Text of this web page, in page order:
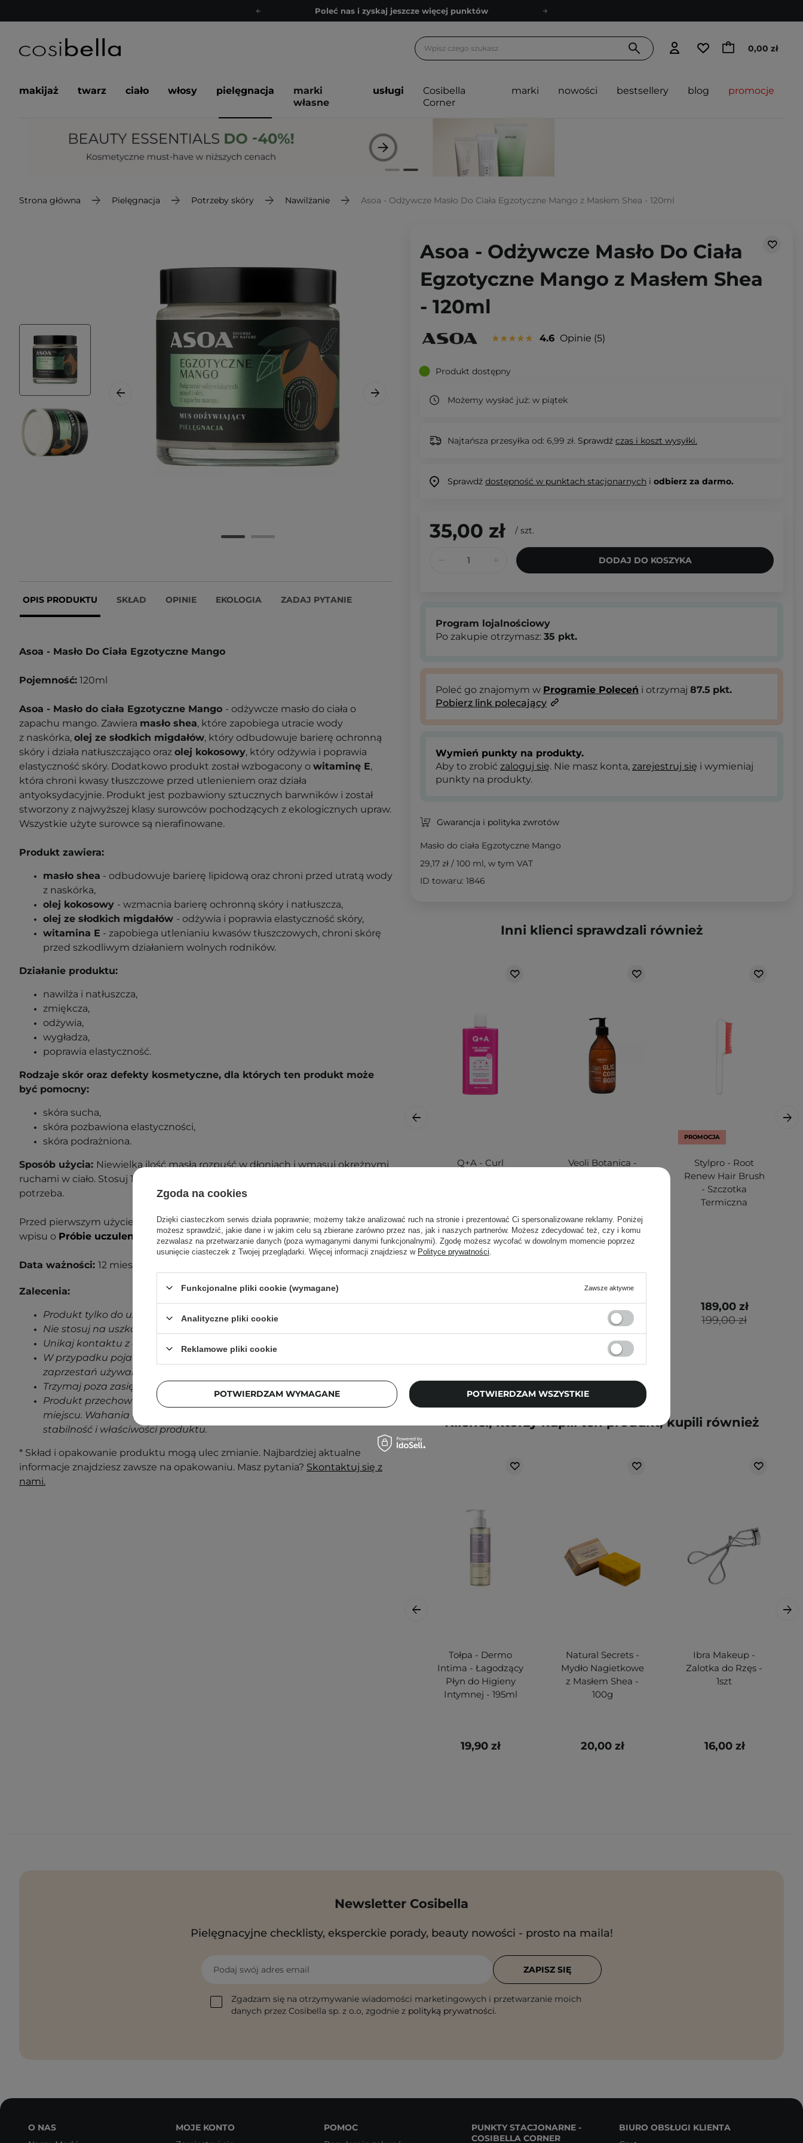
Poleć nas i zyskaj jeszcze więcej punktów
Bezpłatne konsultacje kosmetologiczne
Poleć nas i zyskaj jeszcze więcej punktów
Zapisz się na newsletter pełen porad
0,00 zł
makijaż twarz ciało włosy pielęgnacja
marki
własne
usługi
Cosibella
Corner
marki nowości bestsellery blog promocje
Strona główna Pielęgnacja Potrzeby skóry Nawilżanie Asoa - Odżywcze Masło Do Ciała Egzotyczne Mango z Masłem Shea - 120ml
OPIS PRODUKTU SKŁAD OPINIE EKOLOGIA ZADAJ PYTANIE
Asoa - Masło Do Ciała Egzotyczne Mango
Pojemność: 120ml
Asoa - Masło do ciała Egzotyczne Mango - odżywcze masło do ciała o
zapachu mango. Zawiera masło shea, które zapobiega utracie wody
z naskórka, olej ze słodkich migdałów, który odbudowuje barierę ochronną
skóry i działa natłuszczająco oraz olej kokosowy, który odżywia i poprawia
elastyczność skóry. Dodatkowo produkt został wzbogacony o witaminę E,
która chroni kwasy tłuszczowe przed utlenieniem oraz działa
antyoksydacyjnie. Produkt jest pozbawiony sztucznych barwników i został
stworzony z najwyższej klasy surowców pochodzących z ekologicznych upraw.
Wszystkie użyte surowce są nierafinowane.
Produkt zawiera:
masło shea - odbudowuje barierę lipidową oraz chroni przed utratą wody
z naskórka,
olej kokosowy - wzmacnia barierę ochronną skóry i natłuszcza,
olej ze słodkich migdałów - odżywia i poprawia elastyczność skóry,
witamina E - zapobiega utlenianiu kwasów tłuszczowych, chroni skórę
przed szkodliwym działaniem wolnych rodników.
Działanie produktu:
nawilża i natłuszcza,
zmiękcza,
odżywia,
wygładza,
poprawia elastyczność.
Rodzaje skór oraz defekty kosmetyczne, dla których ten produkt może
być pomocny:
skóra sucha,
skóra pozbawiona elastyczności,
skóra podrażniona.
Sposób użycia: Niewielką ilość masła rozpuść w dłoniach i wmasuj okrężnymi
ruchami w ciało. Stosuj 1-2 razy dziennie lub częściej, jeżeli będzie taka
potrzeba.
Przed pierwszym użyciem wykonaj próbę uczuleniową. Zajrzyj do naszego
wpisu o Próbie uczuleniowej,aby dowiedzieć się więcej.
Data ważności: 12 miesięcy po otwarciu.
Zalecenia:
Produkt tylko do użytku zewnętrznego.
Nie stosuj na uszkodzoną skórę.
Unikaj kontaktu z oczami.
W przypadku pojawienia się jakichkolwiek oznak podrażnienia,
zaprzestań używania produktu.
Trzymaj poza zasięgiem dzieci.
Produkt przechowuj w temperaturze pokojowej, w zacienionym
miejscu. Wahania temperatur podczas transportu nie wpłyną na
stabilność i właściwości produktu.
* Skład i opakowanie produktu mogą ulec zmianie. Najbardziej aktualne
informacje znajdziesz zawsze na opakowaniu. Masz pytania? Skontaktuj się z
nami.
Asoa - Odżywcze Masło Do Ciała
Egzotyczne Mango z Masłem Shea
- 120ml
4.6 Opinie 5
Produkt dostępny
Możemy wysłać już: w piątek
Najtańsza przesyłka od: 6,99 zł. Sprawdź czas i koszt wysyłki.
Sprawdź dostępność w punktach stacjonarnych i odbierz za darmo.
35,00 zł / szt.
DODAJ DO KOSZYKA
Program lojalnościowy
Po zakupie otrzymasz: 35 pkt.
Poleć go znajomym w Programie Poleceń i otrzymaj 87.5 pkt.
Pobierz link polecający
Wymień punkty na produkty.
Aby to zrobić zaloguj się. Nie masz konta, zarejestruj się i wymieniaj
punkty na produkty.
Gwarancja i polityka zwrotów
Masło do ciała Egzotyczne Mango
29,17 zł / 100 ml, w tym VAT
ID towaru: 1846
Inni klienci sprawdzali również
Q+A - Curl
Naturalny Skręt
Włosów Kręconych
i Falowanych -
250ml
59,90 zł
Veoli Botanica -
Mycia Ciała -
280ml
89,00 zł
PROMOCJA
Stylpro - Root
Renew Hair Brush
- Szczotka
Termiczna
199,00 zł
189,00 zł
Klienci, którzy kupili ten produkt, kupili również
Tołpa - Dermo
Intima - Łagodzący
Płyn do Higieny
Intymnej - 195ml
19,90 zł
Natural Secrets -
Mydło Nagietkowe
z Masłem Shea -
100g
20,00 zł
Ibra Makeup -
Zalotka do Rzęs -
1szt
16,00 zł
Newsletter Cosibella
Pielęgnacyjne checklisty, eksperckie porady, beauty nowości - prosto na maila!
Podaj swój adres email
Zgadzam się na otrzymywanie wiadomości marketingowych i przetwarzanie moich
danych przez Cosibella sp. z o.o, zgodnie z polityką prywatności.
ZAPISZ SIĘ
O NAS
MOJE KONTO
POMOC
PUNKTY STACJONARNE -
COSIBELLA CORNER
BIURO OBSŁUGI KLIENTA
Zgoda na cookies
Dzięki ciasteczkom serwis działa poprawnie; możemy także analizować ruch na stronie i prezentować Ci spersonalizowane reklamy. Poniżej
możesz sprawdzić, jakie dane i w jakim celu są zbierane zarówno przez nas, jak i naszych partnerów. Możesz zdecydować też, czy i komu
zezwalasz na przetwarzanie danych (poza wymaganymi danymi funkcjonalnymi). Zgodę możesz wycofać w dowolnym momencie poprzez
usunięcie ciasteczek z Twojej przeglądarki. Więcej informacji znajdziesz w Polityce prywatności
Funkcjonalne pliki cookie (wymagane) Zawsze aktywne
Analityczne pliki cookie
Reklamowe pliki cookie
POTWIERDZAM WYMAGANE POTWIERDZAM WSZYSTKIE